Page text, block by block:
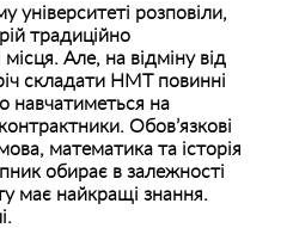
університеті розповіли,
традиційно
Але, на відміну від
складати НМТ повинні
навчатиметься на
Обов’язкові
математика та історія
обирає в залежності
має найкращі знання.